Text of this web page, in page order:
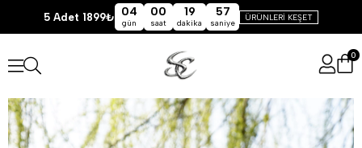
5 Adet 1899₺ 04
gün
00
saat
19
dakika
57
saniye
ÜRÜNLERİ KEŞET
0